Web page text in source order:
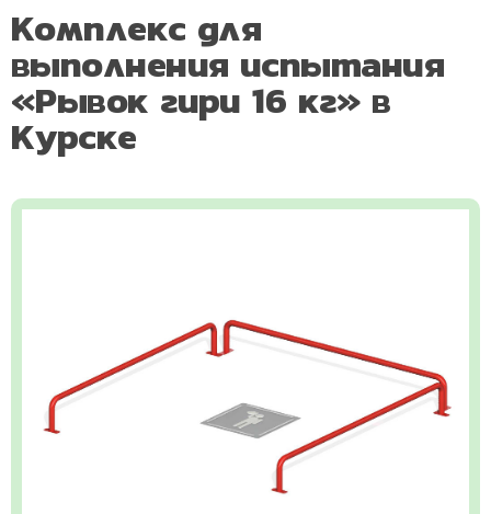
Комплекс для
выполнения испытания
«Рывок гири 16 кг» в
Курске